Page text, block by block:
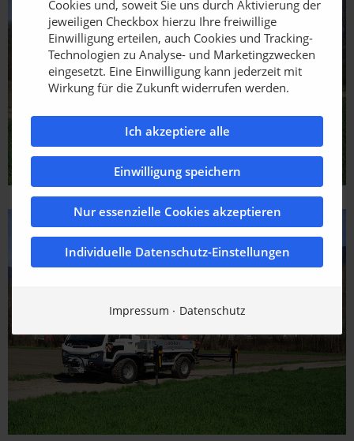
Cookies und, soweit Sie uns durch Aktivierung der
jeweiligen Checkbox hierzu Ihre freiwillige
Einwilligung erteilen, auch Cookies und Tracking-
Technologien zu Analyse- und Marketingzwecken
eingesetzt. Eine Einwilligung kann jederzeit mit
Wirkung für die Zukunft widerrufen werden.
Ich akzeptiere alle
Einwilligung speichern
Nur essenzielle Cookies akzeptieren
Individuelle Datenschutz-Einstellungen
Impressum Datenschutz